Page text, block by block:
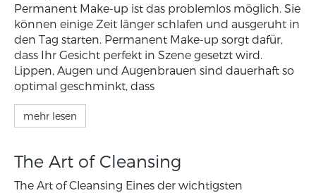
Permanent Make-up ist das problemlos möglich. Sie
können einige Zeit länger schlafen und ausgeruht in
den Tag starten. Permanent Make-up sorgt dafür,
dass Ihr Gesicht perfekt in Szene gesetzt wird.
Lippen, Augen und Augenbrauen sind dauerhaft so
optimal geschminkt, dass
mehr lesen
The Art of Cleansing
The Art of Cleansing Eines der wichtigsten